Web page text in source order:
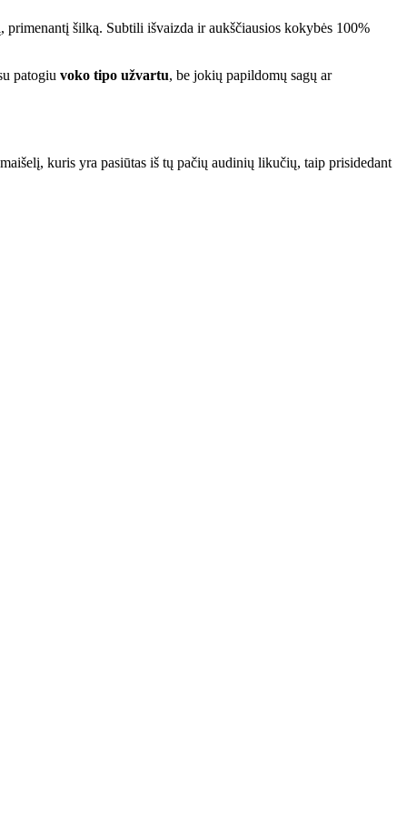
primenantį šilką. Subtili išvaizda ir aukščiausios kokybės 100%
patogiu voko tipo užvartu, be jokių papildomų sagų ar
kuris yra pasiūtas iš tų pačių audinių likučių, taip prisidedant